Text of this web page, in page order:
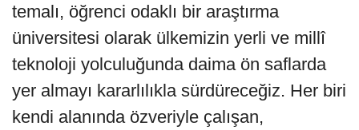
temalı, öğrenci odaklı bir araştırma
üniversitesi olarak ülkemizin yerli ve millî
teknoloji yolculuğunda daima ön saflarda
yer almayı kararlılıkla sürdüreceğiz. Her biri
kendi alanında özveriyle çalışan,